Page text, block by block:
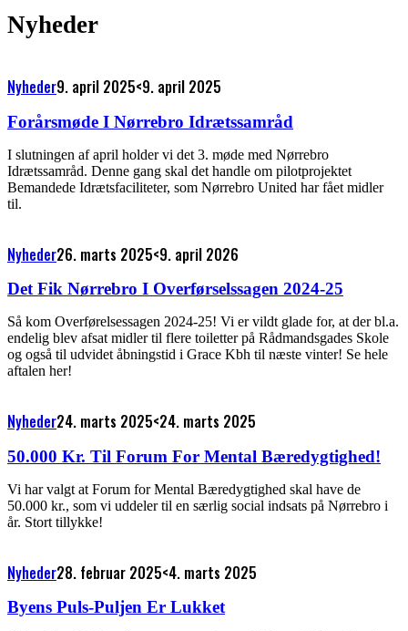
Nyheder
Nyheder9. april 2025<9. april 2025
Forårsmøde I Nørrebro Idrætssamråd
I slutningen af april holder vi det 3. møde med Nørrebro
Idrætssamråd. Denne gang skal det handle om pilotprojektet
Bemandede Idrætsfaciliteter, som Nørrebro United har fået midler
til.
Nyheder26. marts 2025<9. april 2026
Det Fik Nørrebro I Overførselssagen 2024-25
Så kom Overførelsessagen 2024-25! Vi er vildt glade for, at der bl.a.
endelig blev afsat midler til flere toiletter på Rådmandsgades Skole
og også til udvidet åbningstid i Grace Kbh til næste vinter! Se hele
aftalen her!
Nyheder24. marts 2025<24. marts 2025
50.000 Kr. Til Forum For Mental Bæredygtighed!
Vi har valgt at Forum for Mental Bæredygtighed skal have de
50.000 kr., som vi uddeler til en særlig social indsats på Nørrebro i
år. Stort tillykke!
Nyheder28. februar 2025<4. marts 2025
Byens Puls-Puljen Er Lukket